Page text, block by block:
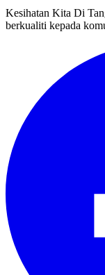
Kesihatan Kita Di
berkualiti kepada